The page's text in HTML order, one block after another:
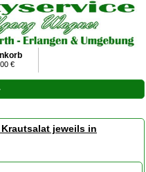
€
jeweils in